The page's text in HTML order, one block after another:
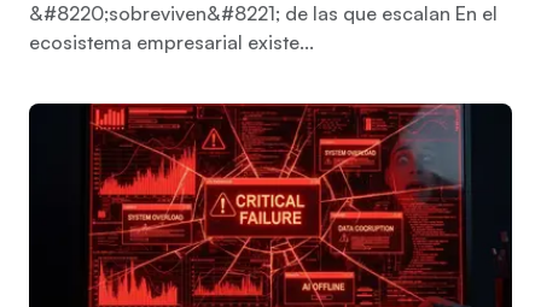
&#8220;sobreviven&#8221; de las que escalan En el
ecosistema empresarial existe...